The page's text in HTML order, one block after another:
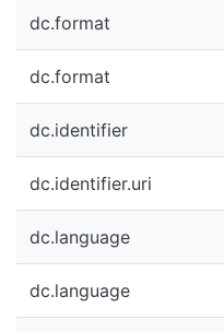
dc.format
dc.format
dc.identifier
dc.identifier.uri
dc.language
dc.language